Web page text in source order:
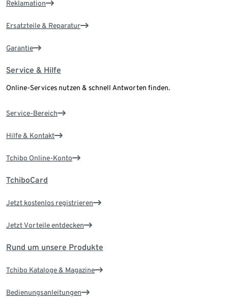
Reklamation
Ersatzteile & Reparatur
Garantie
Service & Hilfe
Online-Services nutzen & schnell Antworten finden.
Service-Bereich
Hilfe & Kontakt
Tchibo Online-Konto
TchiboCard
Jetzt kostenlos registrieren
Jetzt Vorteile entdecken
Rund um unsere Produkte
Tchibo Kataloge & Magazine
Bedienungsanleitungen